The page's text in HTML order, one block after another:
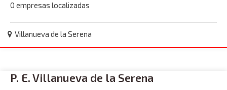
0 empresas localizadas
Villanueva de la Serena
P. E. Villanueva de la Serena